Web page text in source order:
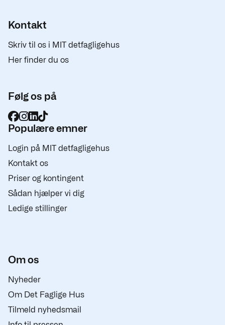
Kontakt
Skriv til os i MIT detfagligehus
Her finder du os
Følg os på
Populære emner
Login på MIT detfagligehus
Kontakt os
Priser og kontingent
Sådan hjælper vi dig
Ledige stillinger
Om os
Nyheder
Om Det Faglige Hus
Tilmeld nyhedsmail